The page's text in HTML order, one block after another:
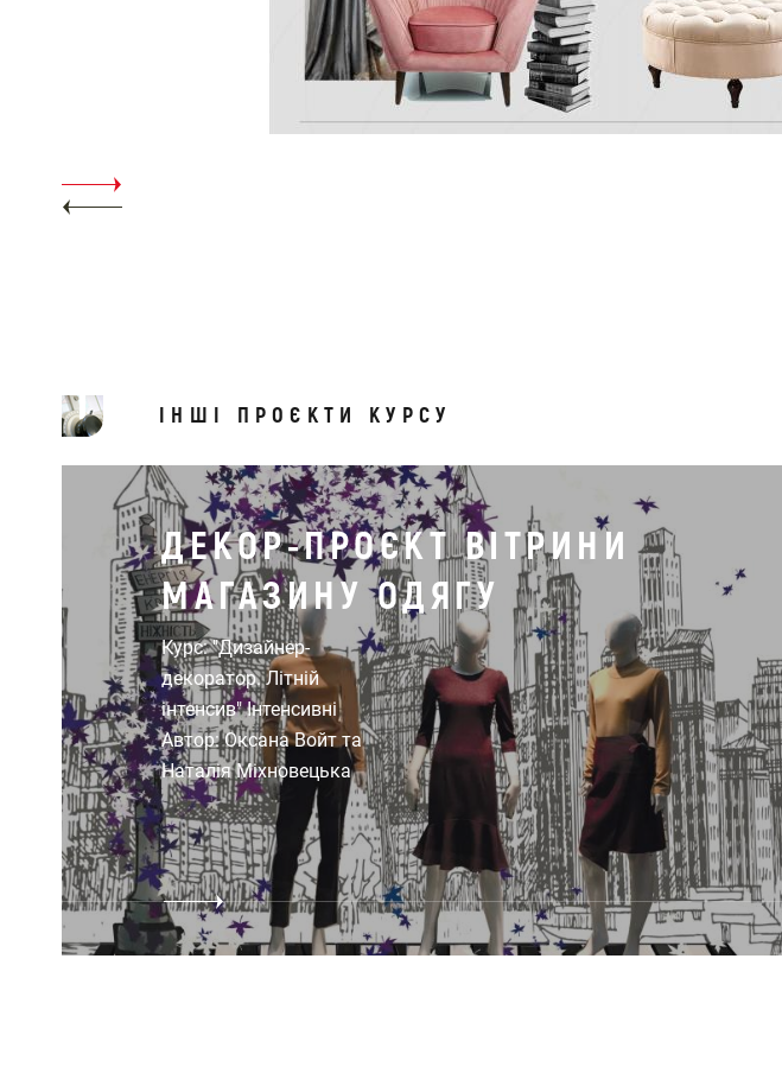
ІНШІ ПРОЄКТИ КУРСУ
ДЕКОР-ПРОЄКТ ВІТРИНИ
МАГАЗИНУ ОДЯГУ
Курс: "Дизайнер-
декоратор. Літній
інтенсив" Інтенсивні
Автор: Оксана Войт та
Наталія Міхновецька